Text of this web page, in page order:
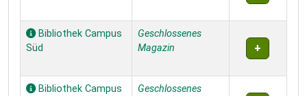
Bibliothek Campus
Süd
Geschlossenes
Magazin
Bibliothek Campus
Geschlossenes